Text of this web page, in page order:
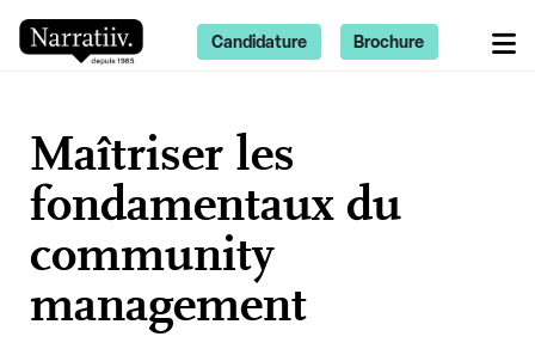
Maîtriser les
fondamentaux du
community
management
Candidature Brochure